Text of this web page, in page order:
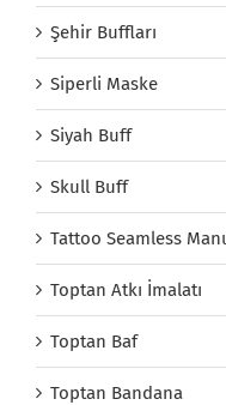
Şehir Buffları
Siperli Maske
Siyah Buff
Skull Buff
Tattoo Seamless
Toptan Atkı İmalatı
Toptan Baf
Toptan Bandana